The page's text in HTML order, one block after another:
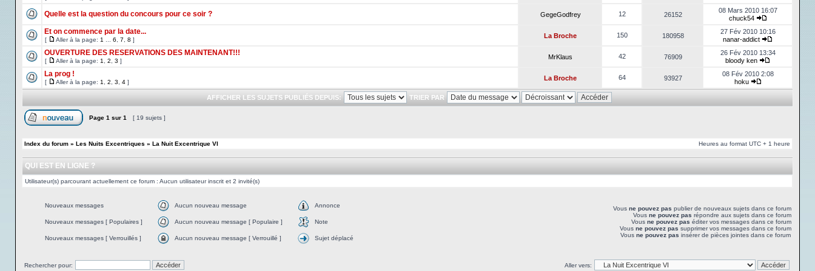
Quelle est la question du concours pour ce soir ? GegeGodfrey 12 26152
08 Mars 2010 16:07
chuck54
Et on commence par la date...
[ Aller à la page: 1 6 7 8 ]
La Broche 150 180958
27 Fév 2010 10:16
nanar-addict
OUVERTURE DES RESERVATIONS DES MAINTENANT!!!
[ Aller à la page: 1 2 3 ]
MrKlaus 42 76909
26 Fév 2010 13:34
bloody ken
La prog !
[ Aller à la page: 1 2 3 4 ]
La Broche 64 93927
08 Fév 2010 2:08
hoku
AFFICHER LES SUJETS PUBLIÉS DEPUIS: TRIER PAR
Page 1 sur 1 [ 19 sujets ]
Index du forum » Les Nuits Excentriques » La Nuit Excentrique VI Heures au format UTC + 1 heure
QUI EST EN LIGNE ?
Utilisateur(s) parcourant actuellement ce forum : Aucun utilisateur inscrit et 2 invité(s)
Nouveaux messages Aucun nouveau message Annonce
Nouveaux messages [ Populaires ] Aucun nouveau message [ Populaire ] Note
Nouveaux messages [ Verrouillés ] Aucun nouveau message [ Verrouillé ] Sujet déplacé
Vous ne pouvez pas publier de nouveaux sujets dans ce forum
Vous ne pouvez pas répondre aux sujets dans ce forum
Vous ne pouvez pas éditer vos messages dans ce forum
Vous ne pouvez pas supprimer vos messages dans ce forum
Vous ne pouvez pas insérer de pièces jointes dans ce forum
Rechercher pour: Aller vers: